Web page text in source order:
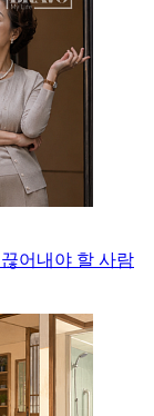
어내야 할 사람